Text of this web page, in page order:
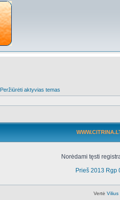
Peržiūrėti aktyvias temas
Norėdami tęsti
Prieš 2013 Rgp
Vertė Vilius